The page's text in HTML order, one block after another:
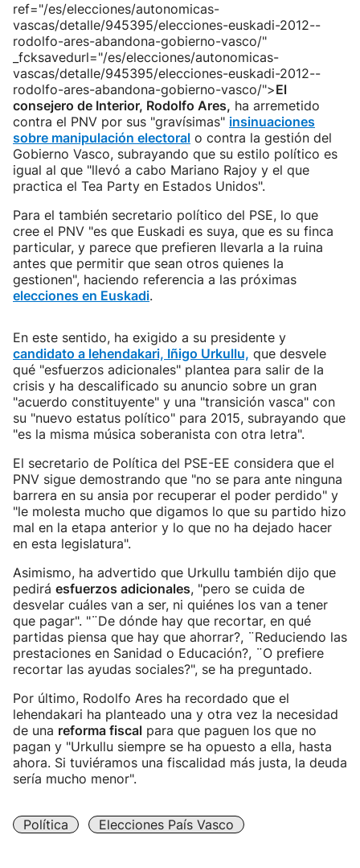
ref="/es/elecciones/autonomicas-
vascas/detalle/945395/elecciones-euskadi-2012--
rodolfo-ares-abandona-gobierno-vasco/"
_fcksavedurl="/es/elecciones/autonomicas-
vascas/detalle/945395/elecciones-euskadi-2012--
rodolfo-ares-abandona-gobierno-vasco/">El
consejero de Interior, Rodolfo Ares, ha arremetido
contra el PNV por sus "gravísimas" insinuaciones
sobre manipulación electoral o contra la gestión del
Gobierno Vasco, subrayando que su estilo político es
igual al que "llevó a cabo Mariano Rajoy y el que
practica el Tea Party en Estados Unidos".
Para el también secretario político del PSE, lo que
cree el PNV "es que Euskadi es suya, que es su finca
particular, y parece que prefieren llevarla a la ruina
antes que permitir que sean otros quienes la
gestionen", haciendo referencia a las próximas
elecciones en Euskadi.
En este sentido, ha exigido a su presidente y
candidato a lehendakari, Iñigo Urkullu, que desvele
qué "esfuerzos adicionales" plantea para salir de la
crisis y ha descalificado su anuncio sobre un gran
"acuerdo constituyente" y una "transición vasca" con
su "nuevo estatus político" para 2015, subrayando que
"es la misma música soberanista con otra letra".
El secretario de Política del PSE-EE considera que el
PNV sigue demostrando que "no se para ante ninguna
barrera en su ansia por recuperar el poder perdido" y
"le molesta mucho que digamos lo que su partido hizo
mal en la etapa anterior y lo que no ha dejado hacer
en esta legislatura".
Asimismo, ha advertido que Urkullu también dijo que
pedirá esfuerzos adicionales, "pero se cuida de
desvelar cuáles van a ser, ni quiénes los van a tener
que pagar". "¨De dónde hay que recortar, en qué
partidas piensa que hay que ahorrar?, ¨Reduciendo las
prestaciones en Sanidad o Educación?, ¨O prefiere
recortar las ayudas sociales?", se ha preguntado.
Por último, Rodolfo Ares ha recordado que el
lehendakari ha planteado una y otra vez la necesidad
de una reforma fiscal para que paguen los que no
pagan y "Urkullu siempre se ha opuesto a ella, hasta
ahora. Si tuviéramos una fiscalidad más justa, la deuda
sería mucho menor".
Política Elecciones País Vasco